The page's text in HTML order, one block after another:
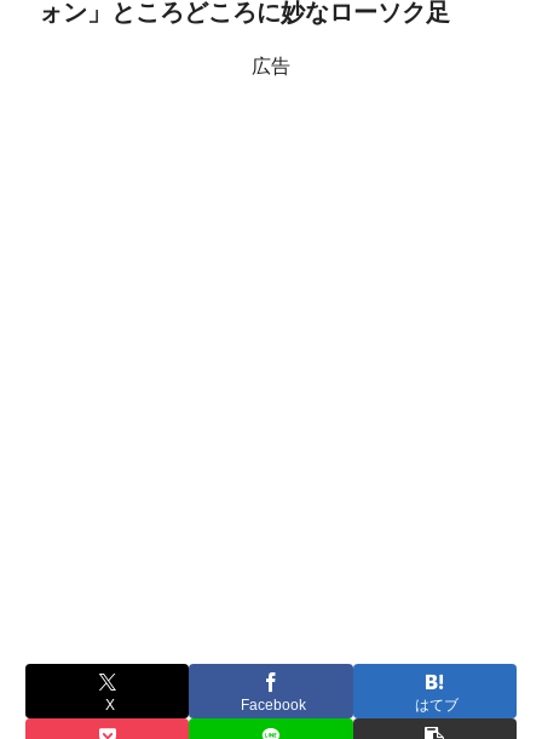
ォン」ところどころに妙なローソク足
広告
X Facebook はてブ